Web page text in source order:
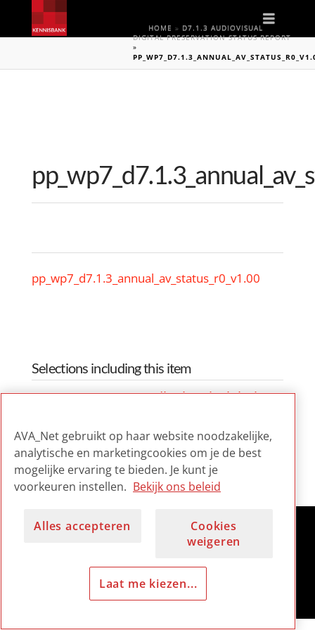
HOME » D7.1.3 AUDIOVISUAL
DIGITAL PRESERVATION STATUS REPORT
»
pp_wp7_d7.1.3_annual_av_status_r0_v1.00
Selections including this item
D7.1.3 Audiovisual Digital
D7.1.3 Audiovisual Digital
Preservation Status Report
AVA_Net gebruikt op haar website noodzakelijke,
analytische en marketingcookies om je de best
mogelijke ervaring te bieden. Je kunt je
voorkeuren instellen. Bekijk ons beleid
Alles accepteren
Cookies
weigeren
Laat me kiezen...